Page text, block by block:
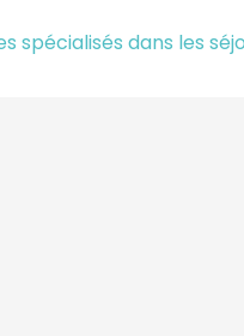
spécialisés dans les